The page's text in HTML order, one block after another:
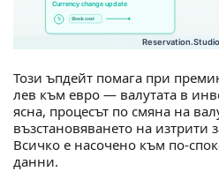
Този ъпдейт помага при
лев към евро — валутата в
ясна, процесът по смяна на
възстановяването на изтрити
Всичко е насочено към по-
данни.